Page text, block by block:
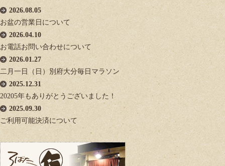
2026.08.05
お盆の営業日について
2026.04.10
お電話お問い合わせについて
2026.01.27
二月一日（日）別府大分毎日マラソン
2025.12.31
20205年もありがとうございました！
2025.09.30
ご利用可能決済について